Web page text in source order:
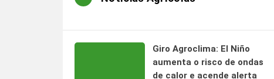
Giro Agroclima: El Niño
aumenta o risco de ondas
de calor e acende alerta